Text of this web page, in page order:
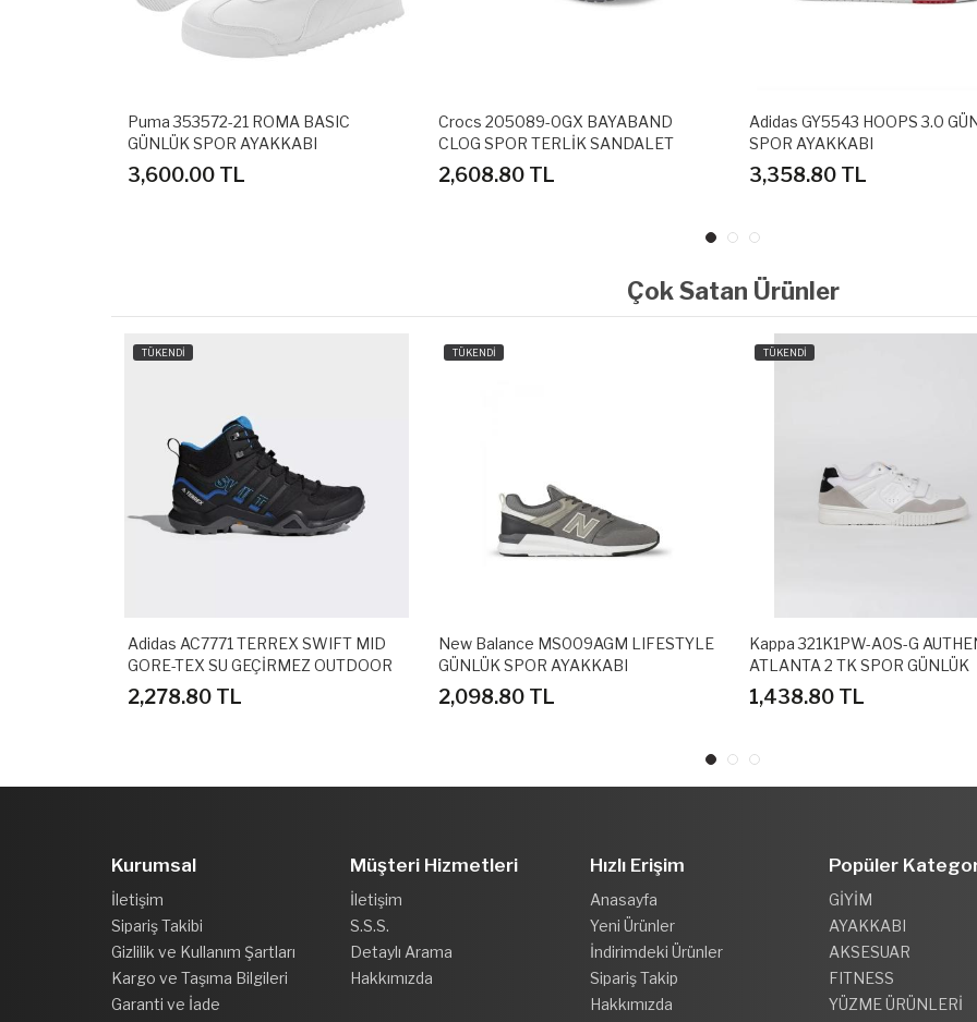
Puma 353572-21 ROMA BASIC
GÜNLÜK SPOR AYAKKABI
3,600.00 TL
Crocs 205089-0GX BAYABAND
CLOG SPOR TERLİK SANDALET
2,608.80 TL
Adidas GY5543 HOOPS 3.0
SPOR AYAKKABI
3,358.80 TL
Çok Satan Ürünler
TÜKENDİ
Adidas AC7771 TERREX SWIFT MID
GORE-TEX SU GEÇİRMEZ OUTDOOR
AYAKKABI
2,278.80 TL
TÜKENDİ
New Balance MS009AGM LIFESTYLE
GÜNLÜK SPOR AYAKKABI
2,098.80 TL
TÜKENDİ
Kappa 321K1PW-A0S-G
ATLANTA 2 TK SPOR GÜNLÜK
AYAKKABI
1,438.80 TL
Kurumsal
İletişim
Sipariş Takibi
Gizlilik ve Kullanım Şartları
Kargo ve Taşıma Bilgileri
Garanti ve İade
Müşteri Hizmetleri
İletişim
S.S.S.
Detaylı Arama
Hakkımızda
Hızlı Erişim
Anasayfa
Yeni Ürünler
İndirimdeki Ürünler
Sipariş Takip
Hakkımızda
Popüler
GİYİM
AYAKKABI
AKSESUAR
FITNESS
YÜZME ÜRÜNLERİ